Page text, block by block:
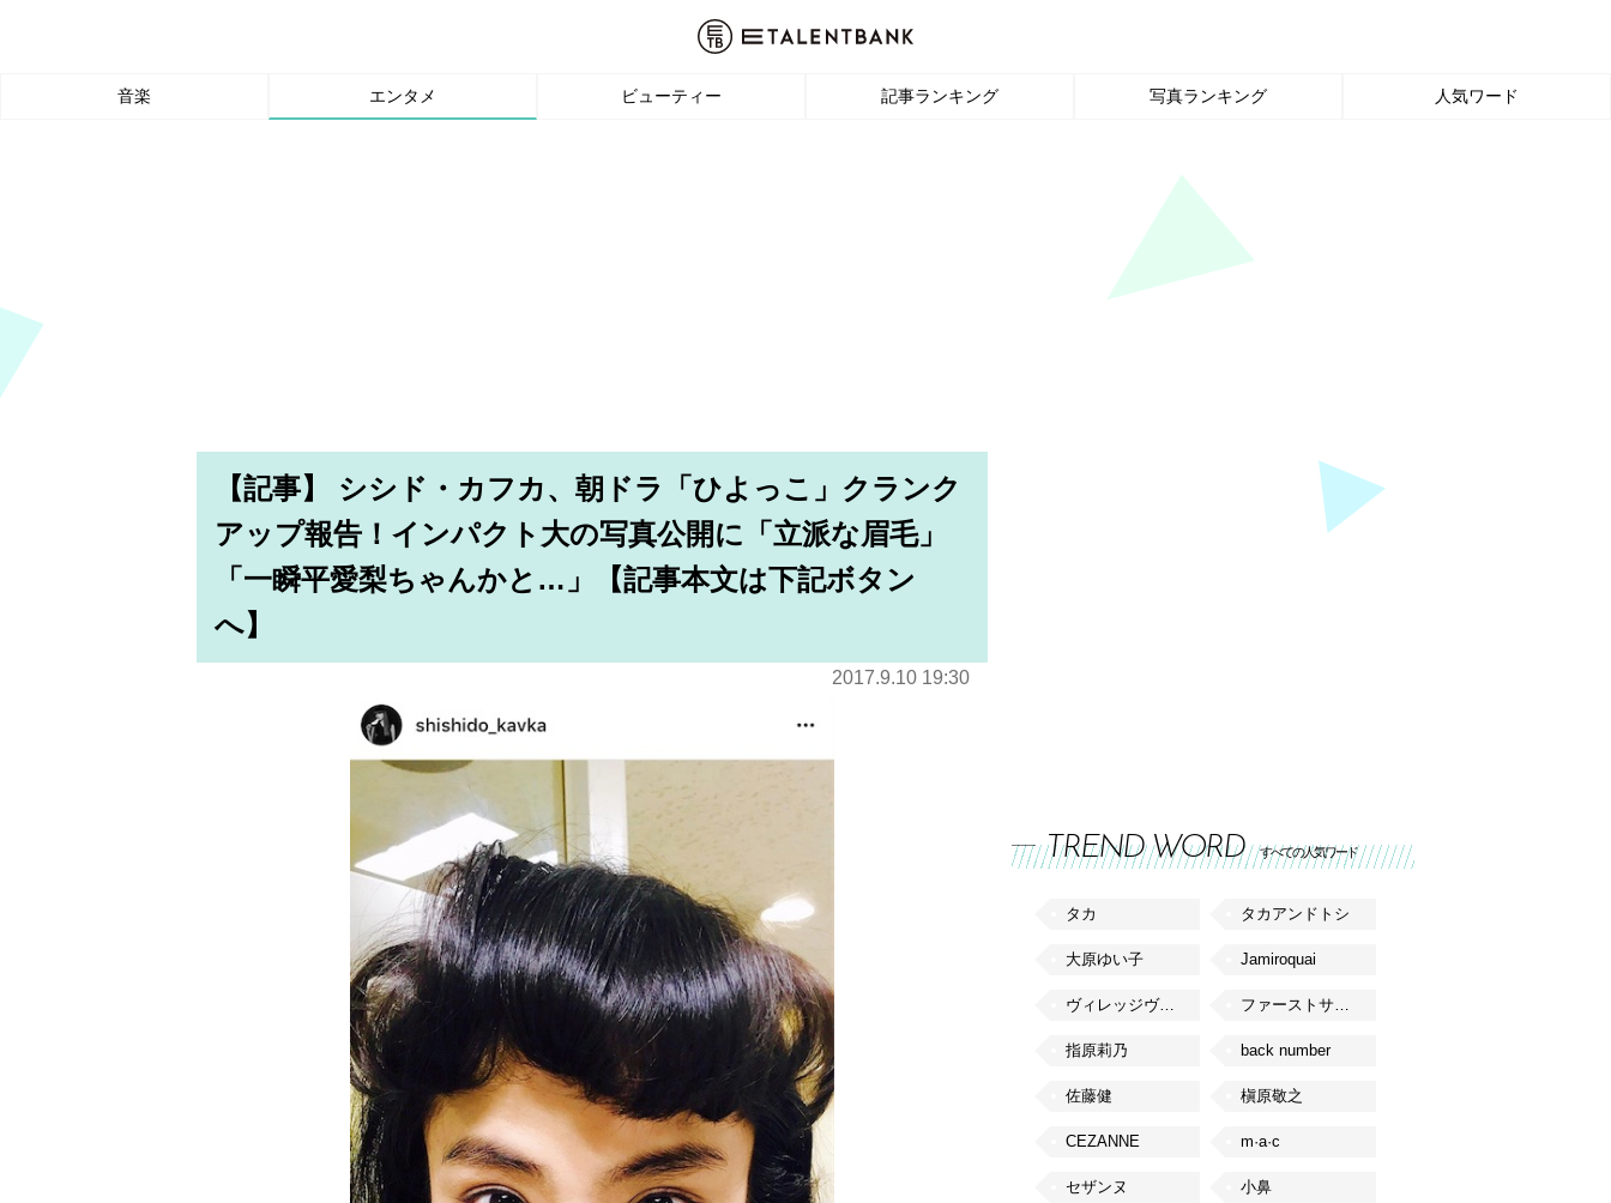
音楽 エンタメ ビューティー 記事ランキング 写真ランキング 人気ワード
【記事】 シシド・カフカ、朝ドラ「ひよっこ」クランク
アップ報告！インパクト大の写真公開に「立派な眉毛」
「一瞬平愛梨ちゃんかと…」【記事本文は下記ボタン
へ】
2017.9.10 19:30
TREND WORD すべての人気ワード
タカ タカアンドトシ
大原ゆい子 Jamiroquai
ヴィレッジヴァンガード ファーストサマーウイカ
指原莉乃 back number
佐藤健 槇原敬之
CEZANNE m·a·c
セザンヌ 小鼻